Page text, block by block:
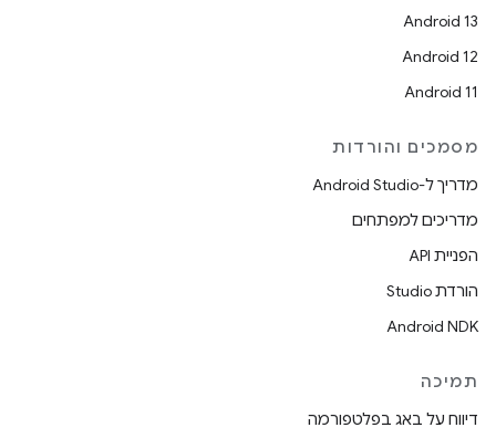
Android 13
Android 12
Android 11
מסמכים והורדות
מדריך ל-Android Studio
מדריכים למפתחים
הפניית API
הורדת Studio
Android NDK
תמיכה
דיווח על באג בפלטפורמה